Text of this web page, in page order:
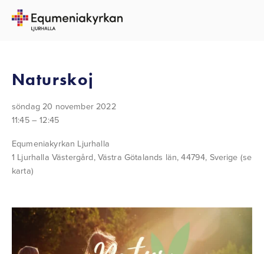
TILLBAKA TILL ALLA EVENEMANG
Naturskoj
söndag 20 november 2022
11:45
12:45
Equmeniakyrkan Ljurhalla
1 Ljurhalla Västergård Västra Götalands län, 44794 Sverige (se
karta)